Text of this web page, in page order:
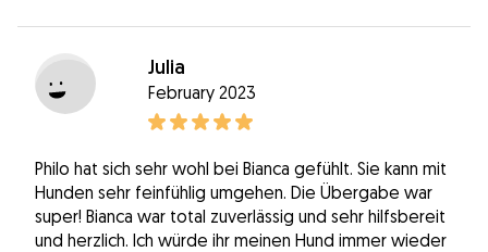
Julia
February 2023
Philo hat sich sehr wohl bei Bianca gefühlt. Sie kann mit
Hunden sehr feinfühlig umgehen. Die Übergabe war
super! Bianca war total zuverlässig und sehr hilfsbereit
und herzlich. Ich würde ihr meinen Hund immer wieder